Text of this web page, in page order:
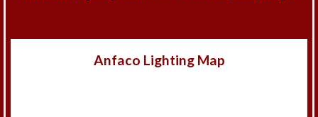
Anfaco Lighting Map